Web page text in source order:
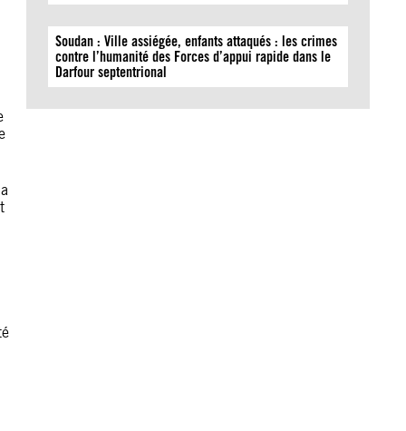
Soudan : Ville assiégée, enfants attaqués : les crimes
contre l’humanité des Forces d’appui rapide dans le
Darfour septentrional